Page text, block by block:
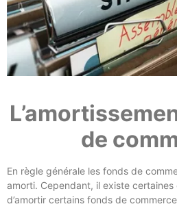
de
En règle générale les fonds de
amorti. Cependant, il existe
d’amortir certains fonds de